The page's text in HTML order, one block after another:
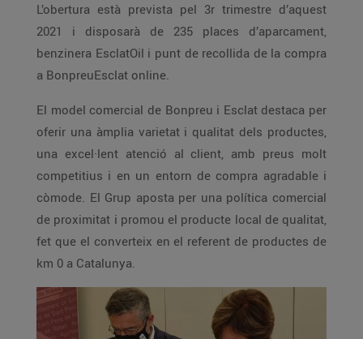
L’obertura està prevista pel 3r trimestre d’aquest
2021 i disposarà de 235 places d’aparcament,
benzinera EsclatOil i punt de recollida de la compra
a BonpreuEsclat online.
El model comercial de Bonpreu i Esclat destaca per
oferir una àmplia varietat i qualitat dels productes,
una excel·lent atenció al client, amb preus molt
competitius i en un entorn de compra agradable i
còmode. El Grup aposta per una política comercial
de proximitat i promou el producte local de qualitat,
fet que el converteix en el referent de productes de
km 0 a Catalunya.